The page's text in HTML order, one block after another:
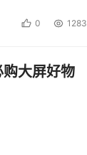
0 1283
大屏好物